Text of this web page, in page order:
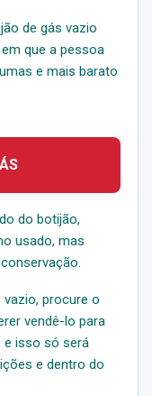
de gás vazio
que a pessoa
e mais barato
do botijão,
usado, mas
procure o
vendê-lo para
e isso só será
e dentro do